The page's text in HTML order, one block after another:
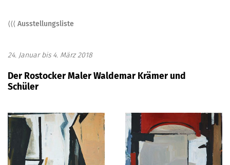
⟨⟨⟨ Ausstellungsliste
24. Januar bis 4. März 2018
Der Rostocker Maler Waldemar Krämer und
Schüler